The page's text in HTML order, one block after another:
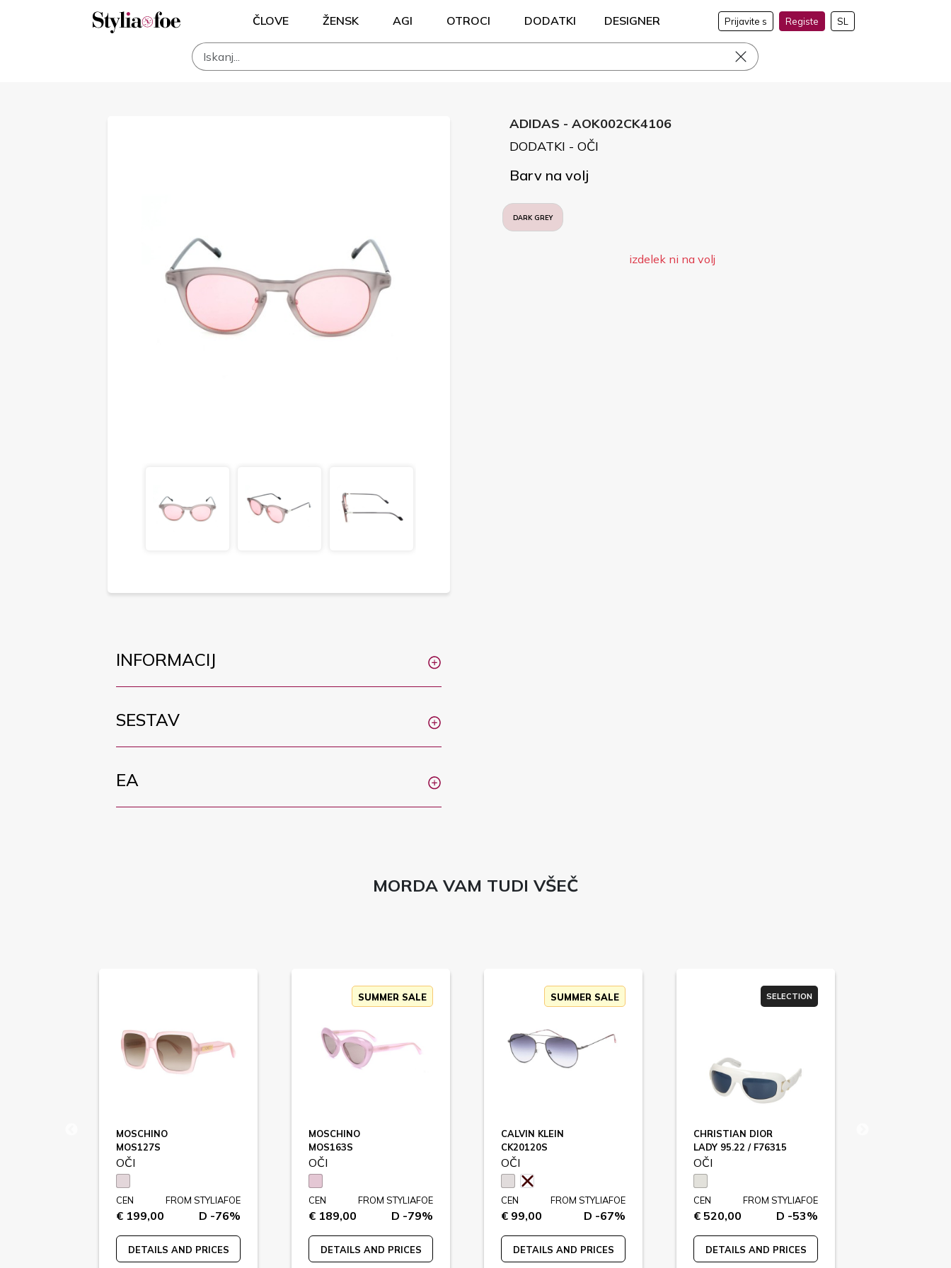
ČLOVE ŽENSK AGI OTROCI DODATKI DESIGNER Prijavite s Registe SL
INFORMACIJ
SESTAV
EA
ADIDAS - AOK002CK4106
DODATKI - OČI
Barv na volj
DARK GREY
izdelek ni na volj
MORDA VAM TUDI VŠEČ
MOSCHINO
MOS127S
OČI
CEN
€ 199,00
FROM STYLIAFOE
D -76%
DETAILS AND PRICES
SUMMER SALE
MOSCHINO
MOS163S
OČI
CEN
€ 189,00
FROM STYLIAFOE
D -79%
DETAILS AND PRICES
SUMMER SALE
CALVIN KLEIN
CK20120S
OČI
CEN
€ 99,00
FROM STYLIAFOE
D -67%
DETAILS AND PRICES
SELECTION
CHRISTIAN DIOR
LADY 95.22 / F76315
OČI
CEN
€ 520,00
FROM STYLIAFOE
D -53%
DETAILS AND PRICES